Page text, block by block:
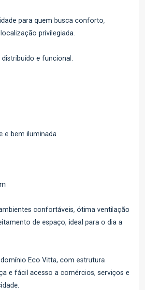
para quem busca conforto,
privilegiada.
e funcional:
e bem iluminada
confortáveis, ótima ventilação
de espaço, ideal para o dia a
Eco Vitta, com estrutura
e fácil acesso a comércios, serviços e